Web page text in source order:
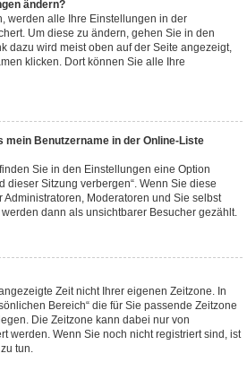
ändern?
werden alle Ihre Einstellungen in der
Um diese zu ändern, gehen Sie in den
dazu wird meist oben auf der Seite angezeigt,
klicken. Dort können Sie alle Ihre
mein Benutzername in der Online-Liste
Sie in den Einstellungen eine Option
dieser Sitzung verbergen“. Wenn Sie diese
Moderatoren und Sie selbst
werden dann als unsichtbarer Besucher gezählt.
Zeit nicht Ihrer eigenen Zeitzone. In
Bereich“ die für Sie passende Zeitzone
Die Zeitzone kann dabei nur von
werden. Wenn Sie noch nicht registriert sind, ist
tun.